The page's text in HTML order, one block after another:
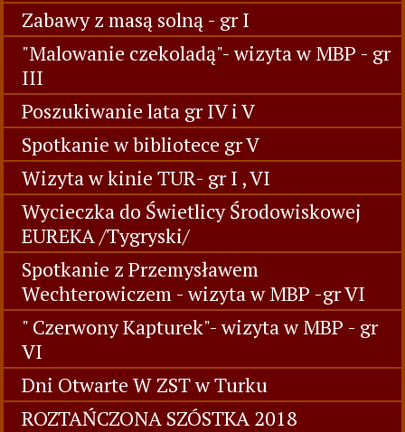
Zabawy z masą solną - gr I
"Malowanie czekoladą"- wizyta w MBP - gr
III
Poszukiwanie lata gr IV i V
Spotkanie w bibliotece gr V
Wizyta w kinie TUR- gr I , VI
Wycieczka do Świetlicy Środowiskowej
EUREKA /Tygryski/
Spotkanie z Przemysławem
Wechterowiczem - wizyta w MBP -gr VI
" Czerwony Kapturek"- wizyta w MBP - gr
VI
Dni Otwarte W ZST w Turku
ROZTAŃCZONA SZÓSTKA 2018